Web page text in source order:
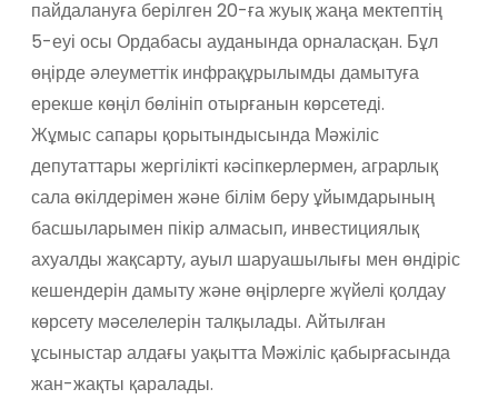
пайдалануға берілген 20-ға жуық жаңа мектептің
5-еуі осы Ордабасы ауданында орналасқан. Бұл
өңірде әлеуметтік инфрақұрылымды дамытуға
ерекше көңіл бөлініп отырғанын көрсетеді.
Жұмыс сапары қорытындысында Мәжіліс
депутаттары жергілікті кәсіпкерлермен, аграрлық
сала өкілдерімен және білім беру ұйымдарының
басшыларымен пікір алмасып, инвестициялық
ахуалды жақсарту, ауыл шаруашылығы мен өндіріс
кешендерін дамыту және өңірлерге жүйелі қолдау
көрсету мәселелерін талқылады. Айтылған
ұсыныстар алдағы уақытта Мәжіліс қабырғасында
жан-жақты қаралады.